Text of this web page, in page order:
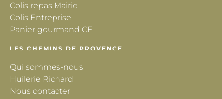
Colis repas Mairie
Colis Entreprise
Panier gourmand CE
LES CHEMINS DE PROVENCE
Qui sommes-nous
Huilerie Richard
Nous contacter